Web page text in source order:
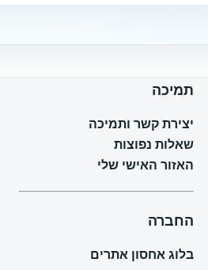
תמיכה
יצירת קשר ותמיכה
שאלות נפוצות
האזור האישי שלי
החברה
בלוג אחסון אתרים